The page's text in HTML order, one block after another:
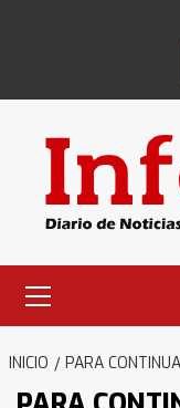
primario
INICIO PARA